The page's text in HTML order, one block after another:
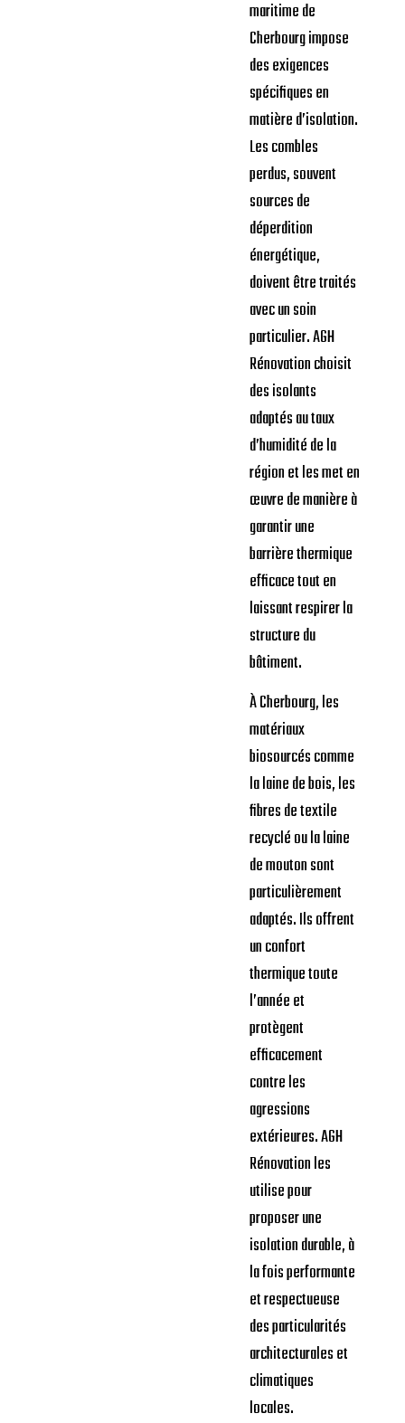
maritime de
Cherbourg impose
des exigences
spécifiques en
matière d’isolation.
Les combles
perdus, souvent
sources de
déperdition
énergétique,
doivent être traités
avec un soin
particulier. AGH
Rénovation choisit
des isolants
adaptés au taux
d’humidité de la
région et les met en
œuvre de manière à
garantir une
barrière thermique
efficace tout en
laissant respirer la
structure du
bâtiment.
À Cherbourg, les
matériaux
biosourcés comme
la laine de bois, les
fibres de textile
recyclé ou la laine
de mouton sont
particulièrement
adaptés. Ils offrent
un confort
thermique toute
l’année et
protègent
efficacement
contre les
agressions
extérieures. AGH
Rénovation les
utilise pour
proposer une
isolation durable, à
la fois performante
et respectueuse
des particularités
architecturales et
climatiques
locales.